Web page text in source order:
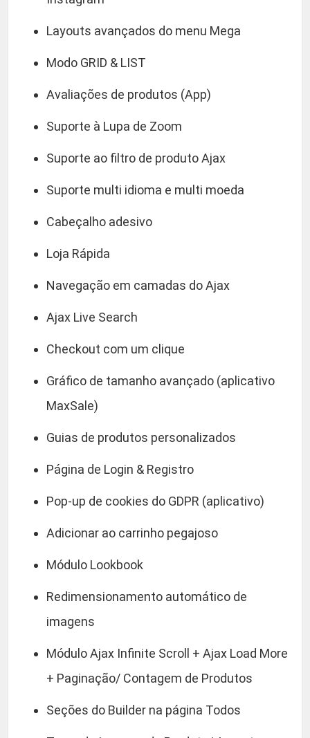
Layouts avançados do menu Mega
Modo GRID & LIST
Avaliações de produtos (App)
Suporte à Lupa de Zoom
Suporte ao filtro de produto Ajax
Suporte multi idioma e multi moeda
Cabeçalho adesivo
Loja Rápida
Navegação em camadas do Ajax
Ajax Live Search
Checkout com um clique
Gráfico de tamanho avançado (aplicativo
MaxSale)
Guias de produtos personalizados
Página de Login & Registro
Pop-up de cookies do GDPR (aplicativo)
Adicionar ao carrinho pegajoso
Módulo Lookbook
Redimensionamento automático de
imagens
Módulo Ajax Infinite Scroll + Ajax Load More
+ Paginação/ Contagem de Produtos
Seções do Builder na página Todos